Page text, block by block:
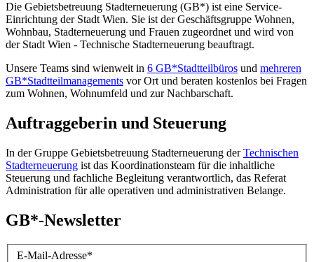
Die Gebietsbetreuung Stadterneuerung (GB*) ist eine Service-
Einrichtung der Stadt Wien. Sie ist der Geschäfts­gruppe Wohnen,
Wohnbau, Stadt­erneuerung und Frauen zugeordnet und wird von
der Stadt Wien - Technische Stadterneuerung beauftragt.
Unsere Teams sind wienweit in 6 GB*Stadtteilbüros und mehreren
GB*Stadtteilmanagements vor Ort und beraten kostenlos bei Fragen
zum Wohnen, Wohnumfeld und zur Nachbarschaft.
Auftraggeberin und Steuerung
In der Gruppe Gebietsbetreuung Stadterneuerung derTechnischen
Stadterneuerung ist das Koordinationsteam für die inhaltliche
Steuerung und fachliche Begleitung verantwortlich, das Referat
Administration für alle operativen und administrativen Belange.
GB*-Newsletter
E-Mail-Adresse*